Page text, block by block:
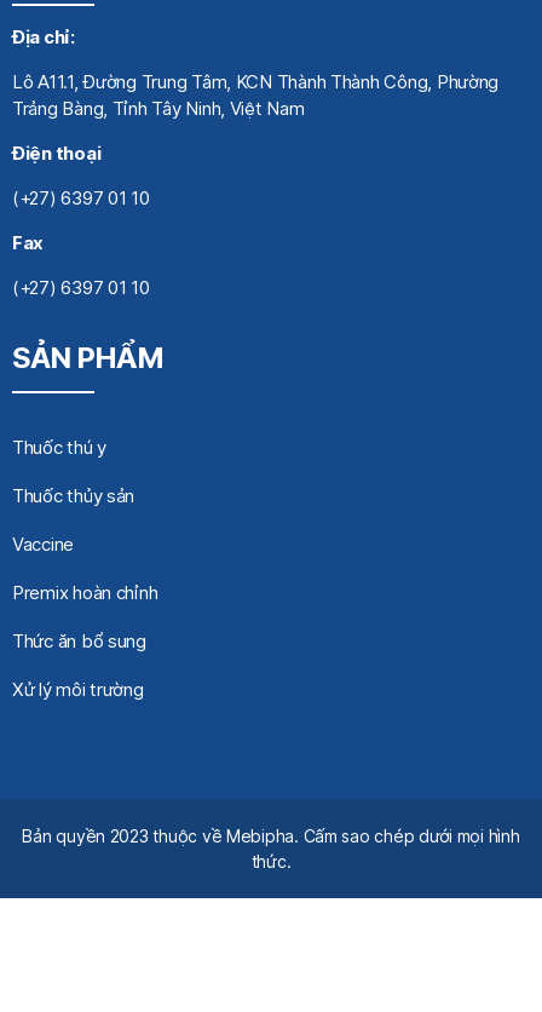
Địa chỉ:
Lô A11.1, Đường Trung Tâm, KCN Thành Thành Công, Phường
Trảng Bàng, Tỉnh Tây Ninh, Việt Nam
Điện thoại
(+27) 6397 01 10
Fax
(+27) 6397 01 10
SẢN PHẨM
Thuốc thú y
Thuốc thủy sản
Vaccine
Premix hoàn chỉnh
Thức ăn bổ sung
Xử lý môi trường
Bản quyền 2023 thuộc về Mebipha. Cấm sao chép dưới mọi hình
thức.